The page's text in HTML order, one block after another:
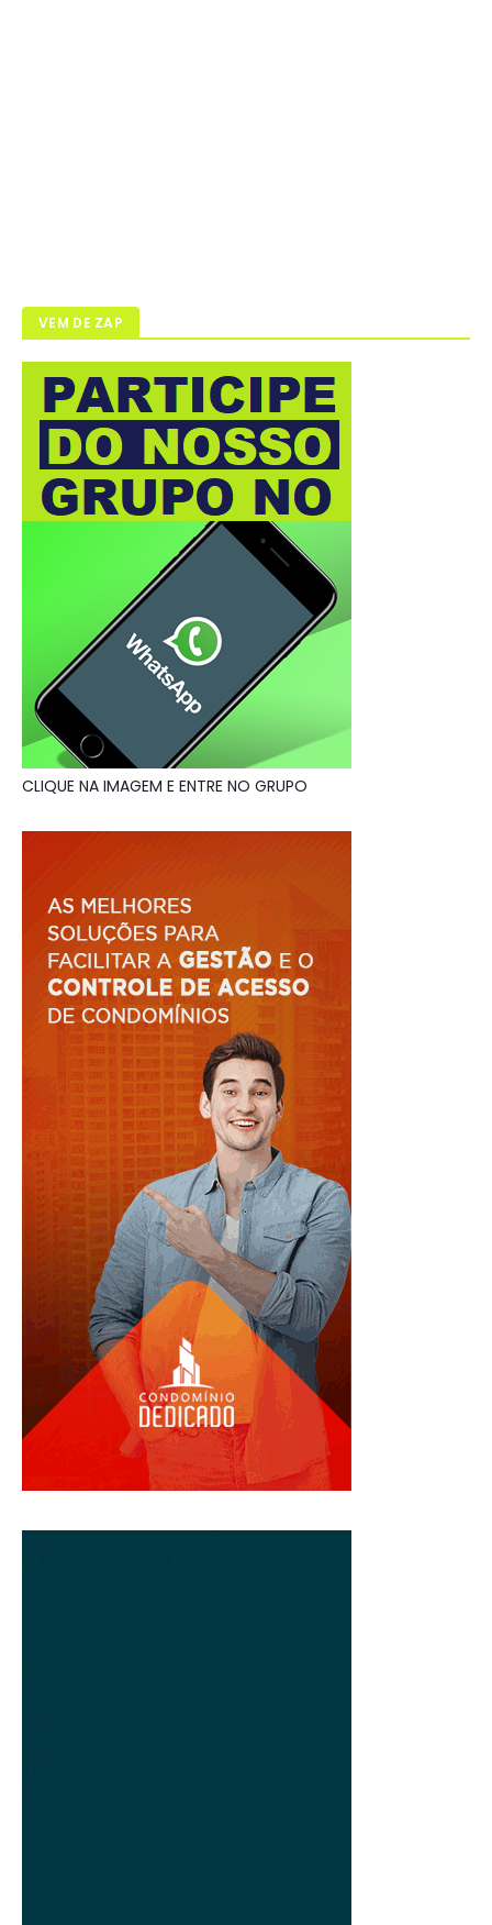
VEM DE ZAP
CLIQUE NA IMAGEM E ENTRE NO GRUPO